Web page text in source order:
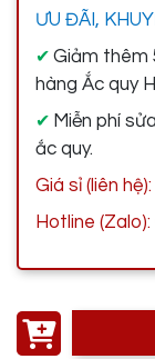
ƯU ĐÃI,
✔ Giảm thêm
hàng Ắc quy
✔ Miễn phí
ắc quy.
Giá sỉ (liên
Hotline